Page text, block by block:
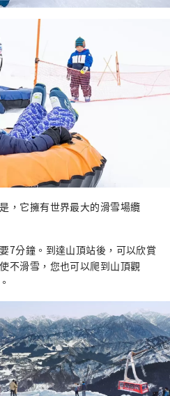
，它擁有世界最大的滑雪場纜
7分鐘。到達山頂站後，可以欣賞
不滑雪，您也可以爬到山頂觀